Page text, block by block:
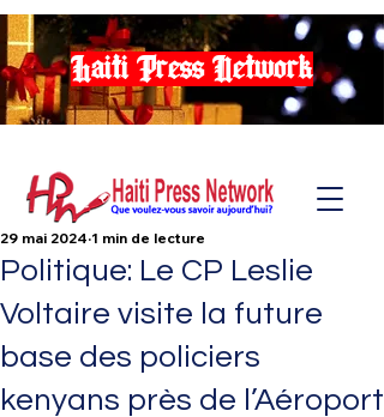
Haiti Press Network
Politique: Le CP Leslie
Voltaire visite la future
base des policiers
kenyans près de l’Aéroport
29 mai 2024 1 min de lecture